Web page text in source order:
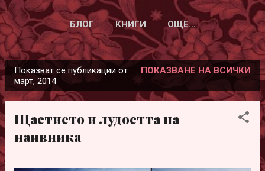
БЛОГ КНИГИ ОЩЕ…
у
Показват се публикации от
март, 2014
ПОКАЗВАНЕ НА ВСИЧКИ
Щастието и лудостта на
наивника